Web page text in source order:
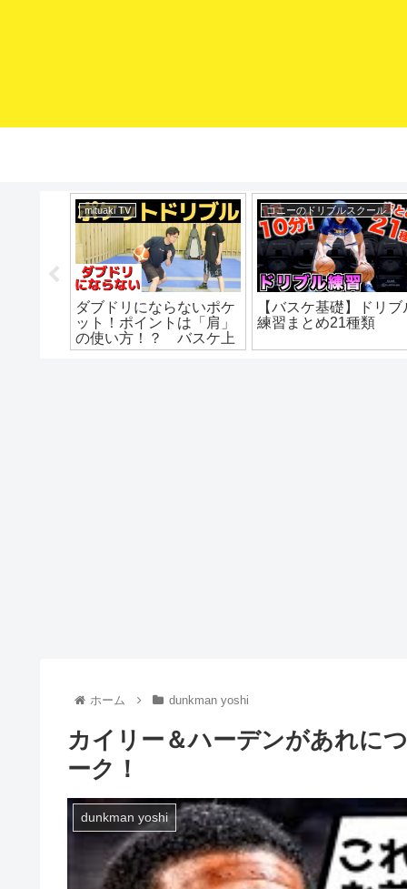
mituaki TV
ダブドリにならないポケ
ット！ポイントは「肩」
の使い方！？ バスケ上
達 ドリブル練習 ドリ
コニーのドリブルスクール
【バスケ基礎】ドリブ
練習まとめ21種類
ホーム dunkman yoshi
カイリー＆ハーデンがあれに
ーク！
dunkman yoshi